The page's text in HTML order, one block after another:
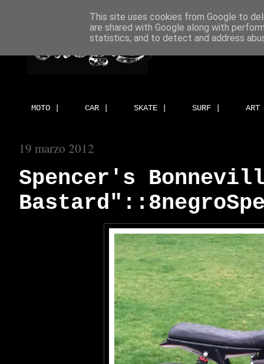
MOTO | CAR | SKATE | SURF |
19 marzo 2012
Spencer's
This site uses cookies from Google to
are shared with Google along with
statistics, and to detect and address